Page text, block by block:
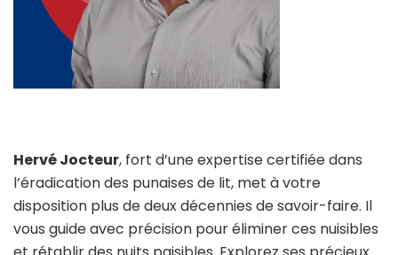
Hervé Jocteur, fort d’une expertise certifiée dans
l’éradication des punaises de lit, met à votre
disposition plus de deux décennies de savoir-faire. Il
vous guide avec précision pour éliminer ces nuisibles